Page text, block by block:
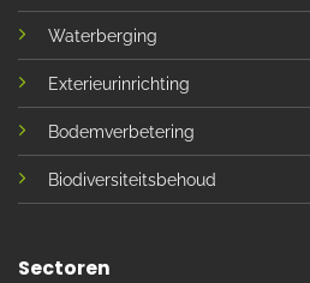
Waterberging
Exterieurinrichting
Bodemverbetering
Biodiversiteitsbehoud
Sectoren